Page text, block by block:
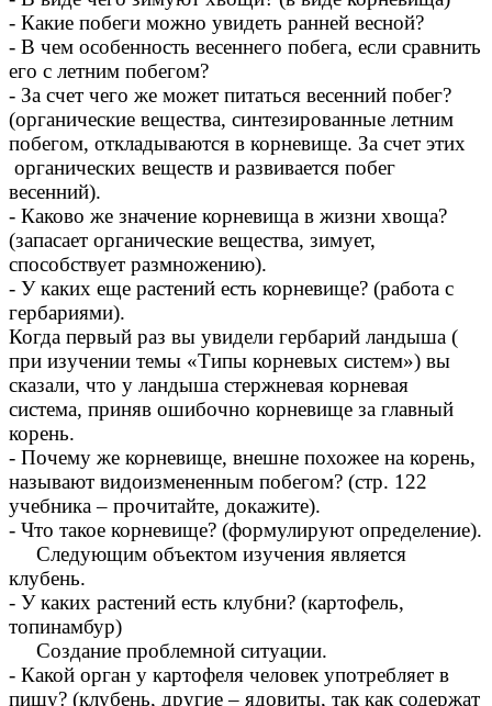
- Какие побеги можно увидеть ранней весной?
- В чем особенность весеннего побега, если сравнить
его с летним побегом?
- За счет чего же может питаться весенний побег?
(органические вещества, синтезированные летним
побегом, откладываются в корневище. За счет этих
органических веществ и развивается побег
весенний).
- Каково же значение корневища в жизни хвоща?
(запасает органические вещества, зимует,
способствует размножению).
- У каких еще растений есть корневище? (работа с
гербариями).
Когда первый раз вы увидели гербарий ландыша (
при изучении темы «Типы корневых систем») вы
сказали, что у ландыша стержневая корневая
система, приняв ошибочно корневище за главный
корень.
- Почему же корневище, внешне похожее на корень,
называют видоизмененным побегом? (стр. 122
учебника – прочитайте, докажите).
- Что такое корневище? (формулируют определение).
Следующим объектом изучения является
клубень.
- У каких растений есть клубни? (картофель,
топинамбур)
Создание проблемной ситуации.
- Какой орган у картофеля человек употребляет в
пищу? (клубень, другие – ядовиты, так как содержат